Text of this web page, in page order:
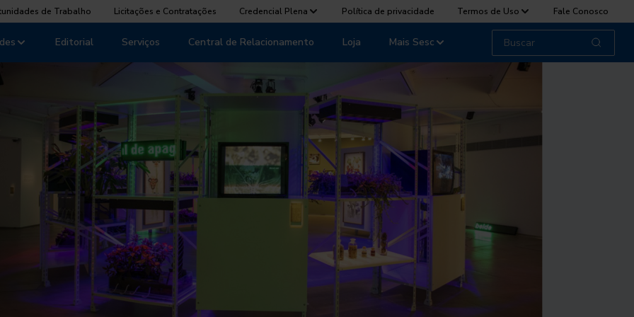
de Trabalho Licitações e Contratações Credencial Plena Política de privacidade Termos de Uso Fale Conosco
Editorial Serviços Central de Relacionamento Loja Mais Sesc